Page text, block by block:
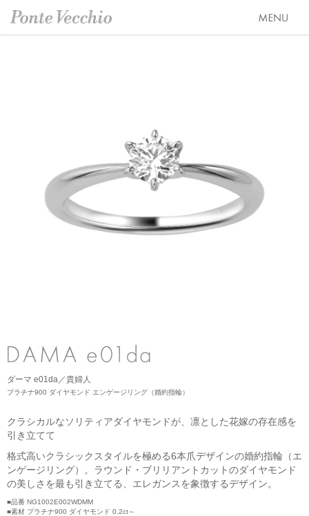
PURE PLATINUM 999（ピュアプラチナ999）
LIMITED COLLECTION（リミテッドコレクション）
WATCH COLLECTION（ウォッチコレクション／時計）
BACI（バチ／一粒ダイヤモンドジュエリー）
PURE 10（ピュアテン）
BIRTHSTONE（バースストーン／誕生石シリーズ）
MORE...
結婚指輪（マリッジリング）
レイヤード特集
HAPPY HEARTの魅力
ブライダルサービス
婚約指輪・結婚指輪よくあるご質問
会社情報 トップ
ブランドスローガン
ブランドポジション
ニュース&キャンペーン
ピアス
イヤーカフ
イヤリング
ダーマ e01da／貴婦人
プラチナ900 ダイヤモンド エンゲージリング（婚約指輪）
クラシカルなソリティアダイヤモンドが、凛とした花嫁の存在感を
引き立てて
格式高いクラシックスタイルを極める6本爪デザインの婚約指輪（エ
ンゲージリング）。ラウンド・ブリリアントカットのダイヤモンド
の美しさを最も引き立てる、エレガンスを象徴するデザイン。
■品番 NG1002E002WDMM
■素材 プラチナ900 ダイヤモンド 0.2ct～